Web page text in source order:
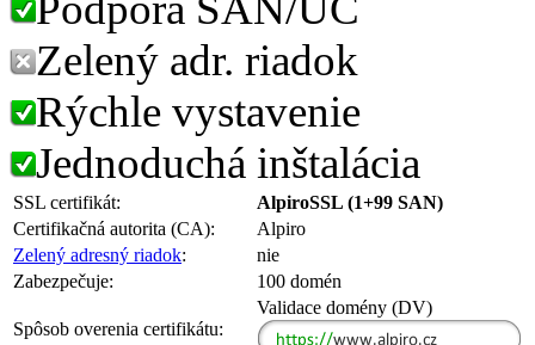
Zelený adr. riadok
Rýchle vystavenie
Jednoduchá inštalácia
SSL certifikát:
AlpiroSSL (1+99 SAN)
Certifikačná autorita (CA):
Alpiro
Zelený adresný riadok:
nie
Zabezpečuje:
100 domén
Spôsob overenia certifikátu:
Validace domény (DV)